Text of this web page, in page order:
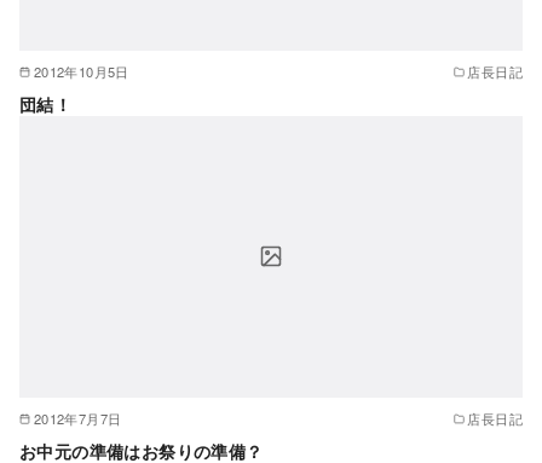
2012年10月5日 店長日記
団結！
2012年7月7日 店長日記
お中元の準備はお祭りの準備？